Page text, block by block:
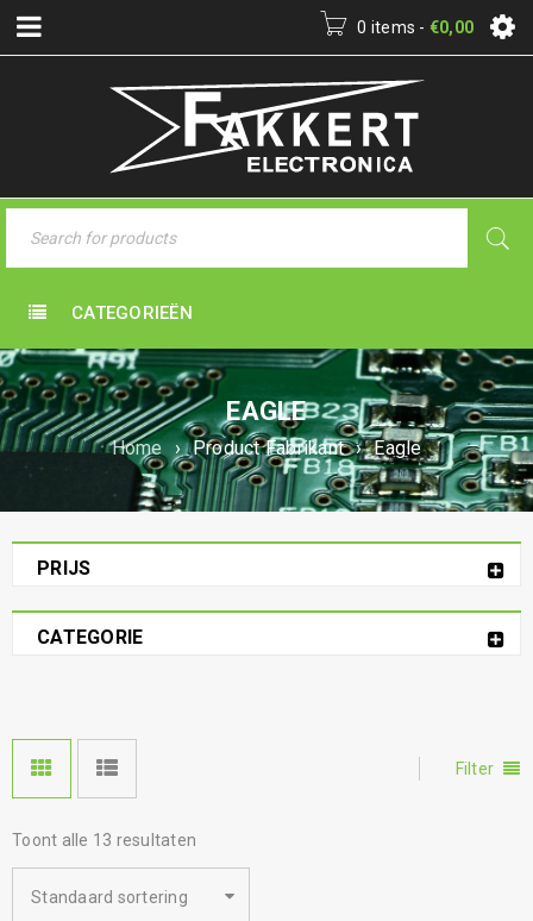
0 items - €0,00
CATEGORIEËN
EAGLE
Home › Product Fabrikant › Eagle
PRIJS
CATEGORIE
Filter
Toont alle 13 resultaten
Standaard sortering